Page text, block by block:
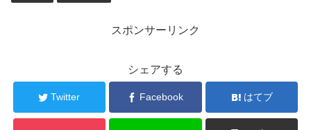
スポンサーリンク
シェアする
Twitter Facebook はてブ